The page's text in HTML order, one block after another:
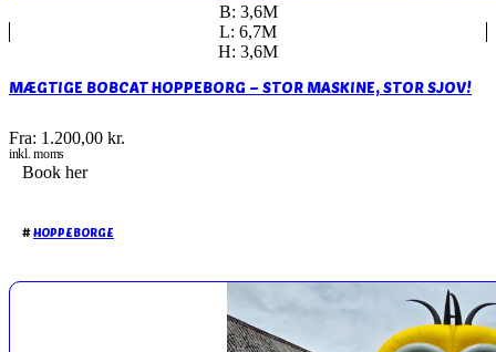
B: 3,6M
L: 6,7M
H: 3,6M
MÆGTIGE BOBCAT HOPPEBORG – STOR MASKINE, STOR SJOV!
Fra: 1.200,00 kr.
inkl. moms
Book her
#HOPPEBORGE